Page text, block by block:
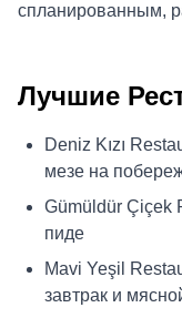
спланированным,
Лучшие
Deniz Kızı
мезе на
Gümüldür Çiçek
пиде
Mavi Yeşil
завтрак и